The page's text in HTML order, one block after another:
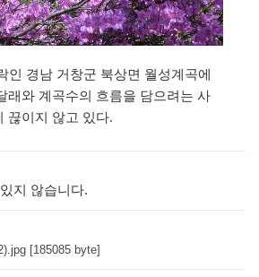
인 경남 거창군 북상면 월성계곡에
래와 계곡수의 흐름을 담으려는 사
끊이지 않고 있다.
지 않습니다.
[185085 byte]